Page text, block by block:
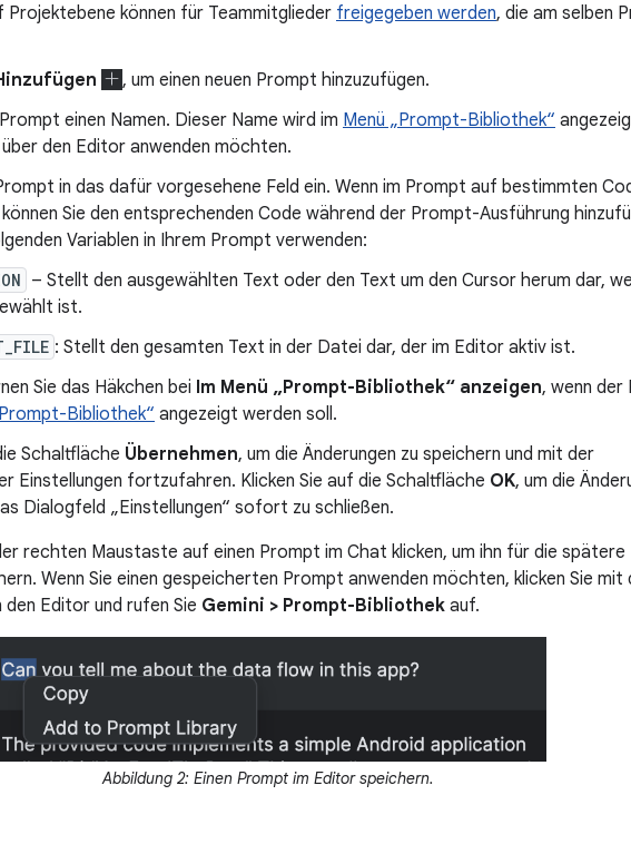
Projektebene können für Teammitglieder freigegeben werden, die am selben
, um einen neuen Prompt hinzuzufügen.
einen Namen. Dieser Name wird im Menü „Prompt-Bibliothek“
den Editor anwenden möchten.
in das dafür vorgesehene Feld ein. Wenn im Prompt auf bestimmten
Sie den entsprechenden Code während der Prompt-Ausführung
Variablen in Ihrem Prompt verwenden:
– Stellt den ausgewählten Text oder den Text um den Cursor herum dar,
ist.
: Stellt den gesamten Text in der Datei dar, der im Editor aktiv ist.
Sie das Häkchen bei Im Menü „Prompt-Bibliothek“ anzeigen, wenn der
Bibliothek“ angezeigt werden soll.
Schaltfläche Übernehmen, um die Änderungen zu speichern und mit der
Einstellungen fortzufahren. Klicken Sie auf die Schaltfläche OK, um die
Dialogfeld „Einstellungen“ sofort zu schließen.
rechten Maustaste auf einen Prompt im Chat klicken, um ihn für die spätere
Wenn Sie einen gespeicherten Prompt anwenden möchten, klicken Sie mit
Editor und rufen Sie Gemini > Prompt-Bibliothek auf.
Abbildung 2: Einen Prompt im Editor speichern.